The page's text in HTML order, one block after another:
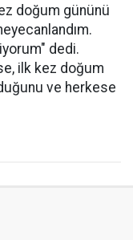
doğum gününü
dedi.
ilk kez doğum
ve herkese